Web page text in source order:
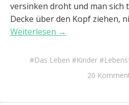
versinken droht und man sich
Decke über den Kopf ziehen,
Weiterlesen →
Das Leben Kinder
20